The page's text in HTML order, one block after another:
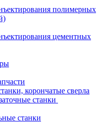
полимерных
цементных
корончатые сверла
станки
станки